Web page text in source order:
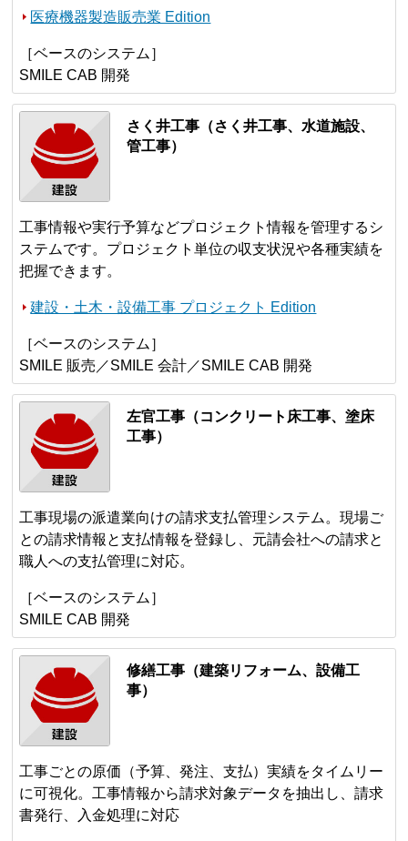
医療機器製造販売業 Edition
［ベースのシステム］
SMILE CAB 開発
さく井工事（さく井工事、水道施設、
管工事）
工事情報や実行予算などプロジェクト情報を管理するシ
ステムです。プロジェクト単位の収支状況や各種実績を
把握できます。
建設・土木・設備工事 プロジェクト Edition
［ベースのシステム］
SMILE 販売／SMILE 会計／SMILE CAB 開発
左官工事（コンクリート床工事、塗床
工事）
工事現場の派遣業向けの請求支払管理システム。現場ご
との請求情報と支払情報を登録し、元請会社への請求と
職人への支払管理に対応。
［ベースのシステム］
SMILE CAB 開発
修繕工事（建築リフォーム、設備工
事）
工事ごとの原価（予算、発注、支払）実績をタイムリー
に可視化。工事情報から請求対象データを抽出し、請求
書発行、入金処理に対応